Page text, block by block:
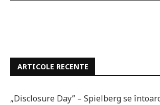
ARTICOLE RECENTE
„Disclosure Day” – Spielberg se